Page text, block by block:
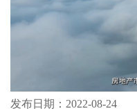
发布日期：2022-08-24